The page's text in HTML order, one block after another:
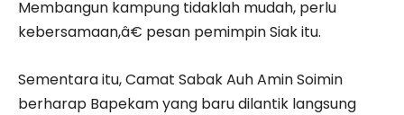
Membangun kampung tidaklah mudah, perlu
kebersamaan,â€ pesan pemimpin Siak itu.
Sementara itu, Camat Sabak Auh Amin Soimin
berharap Bapekam yang baru dilantik langsung